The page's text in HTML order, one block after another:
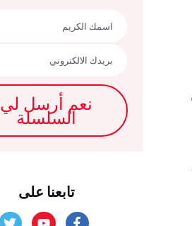
نعم أرسل لي
السلسلة
تابعنا على